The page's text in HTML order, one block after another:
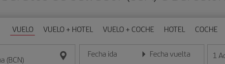
VUELO VUELO + HOTEL VUELO + COCHE HOTEL COCHE
Fecha ida
Introduce la fecha en formato día/mes/año
Fecha vuelta
Introduce la fecha en 1